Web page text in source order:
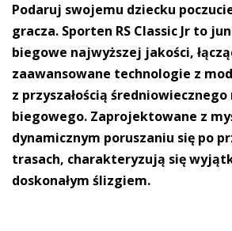
Podaruj swojemu dziecku
gracza. Sporten RS Classic Jr to
biegowe najwyższej jakości,
zaawansowane technologie z
z przyszałością
biegowego. Zaprojektowane z
dynamicznym poruszaniu się po
trasach, charakteryzują się
doskonałym ślizgiem.